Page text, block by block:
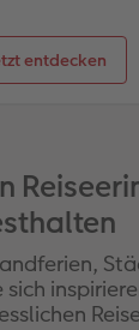
entdecken
sich